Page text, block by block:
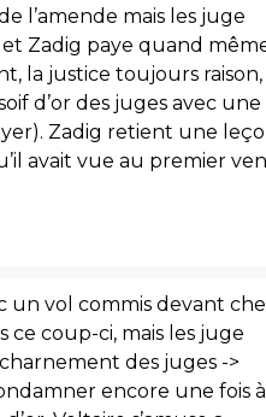
l’amende mais les juge
Zadig paye quand
la justice toujours raison,
d’or des juges avec une
Zadig retient une
avait vue au premier
un vol commis devant
ce coup-ci, mais les juge
des juges ->
encore une fois à